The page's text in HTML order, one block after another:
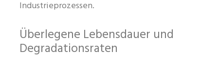
Industrieprozessen.
Überlegene Lebensdauer und
Degradationsraten